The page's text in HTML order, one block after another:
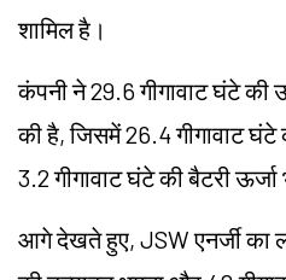
शामिल है।
कंपनी ने 29.6 गीगावाट घंटे की
की है, जिसमें 26.4 गीगावाट
3.2 गीगावाट घंटे की बैटरी
आगे देखते हुए, JSW एनर्जी का